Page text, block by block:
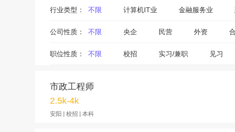
行业类型： 不限 计算机IT业 金融服务业
公司性质： 不限 央企 民营 外资
职位性质： 不限 校招 实习/兼职 见习
市政工程师
2.5k-4k
安阳 | 校招 | 本科